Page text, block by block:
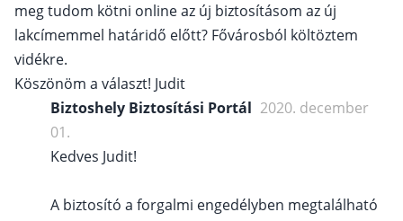
meg tudom kötni online az új biztosításom az új
lakcímemmel határidő előtt? Fővárosból költöztem
vidékre.
Köszönöm a választ! Judit
Biztoshely Biztosítási Portál 2020. december
01.
Kedves Judit!
A biztosító a forgalmi engedélyben megtalálható